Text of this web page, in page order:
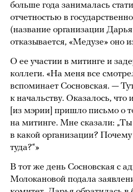
больше года занималась
отчетностью в
(название организации
отказывается, «Медузе» оно
О ее участии в митинге и
коллеги. «На меня все
вспоминает Сосновская. —
к начальству. Оказалось, что
[из мэрии] пришло письмо о
на митинге. Мне сказали:
в какой организации?
туда?“»
В тот же день Сосновская с
Молокановой подала